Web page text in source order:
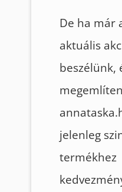
De ha már
aktuális
beszélünk,
jelenleg
termékhez